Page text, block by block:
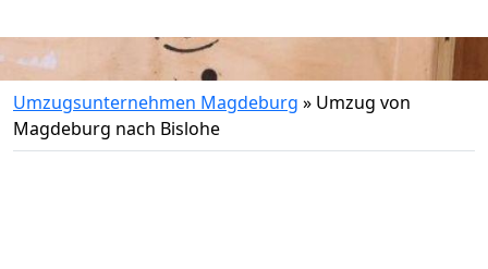
Umzugsunternehmen Magdeburg » Umzug von
Magdeburg nach Bislohe